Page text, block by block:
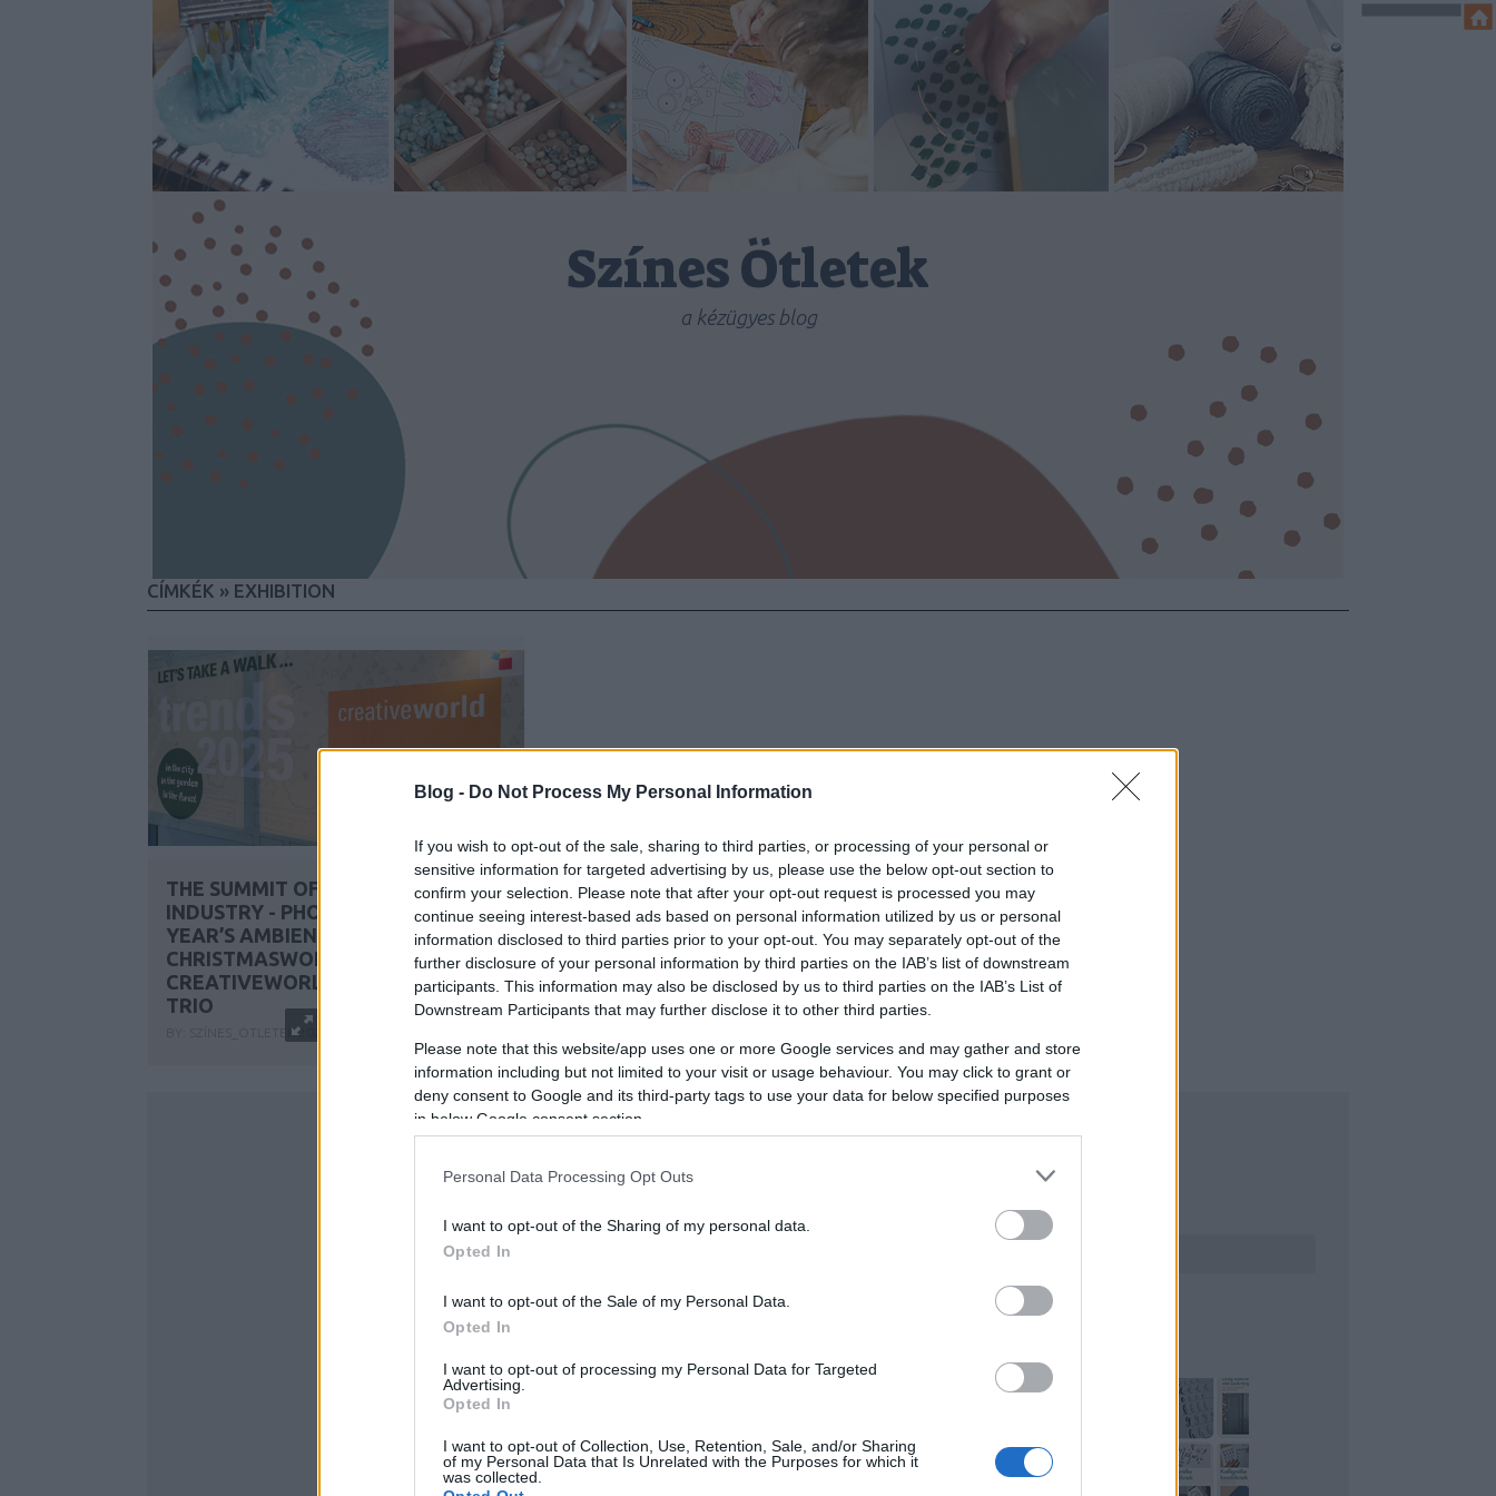
Blog - Do Not Process My Personal Information
If you wish to opt-out of the sale, sharing to third parties, or processing of your personal or
sensitive information for targeted advertising by us, please use the below opt-out section to
confirm your selection. Please note that after your opt-out request is processed you may
continue seeing interest-based ads based on personal information utilized by us or personal
information disclosed to third parties prior to your opt-out. You may separately opt-out of the
further disclosure of your personal information by third parties on the IAB’s list of downstream
participants. This information may also be disclosed by us to third parties on the IAB’s List of
Downstream Participants that may further disclose it to other third parties.
Please note that this website/app uses one or more Google services and may gather and store
information including but not limited to your visit or usage behaviour. You may click to grant or
deny consent to Google and its third-party tags to use your data for below specified purposes
in below Google consent section.
Personal Data Processing Opt Outs
I want to opt-out of the Sharing of my personal data.
Opted In
I want to opt-out of the Sale of my Personal Data.
Opted In
I want to opt-out of processing my Personal Data for Targeted
Advertising.
Opted In
I want to opt-out of Collection, Use, Retention, Sale, and/or Sharing
of my Personal Data that Is Unrelated with the Purposes for which it
was collected.
Színes Ötletek
a kézügyes blog
CÍMKÉK » EXHIBITION
THE SUMMIT OF THE CREATIVE
INDUSTRY - PHOTOS FROM THIS
YEAR’S AMBIENTE -
CHRISTMASWORLD -
CREATIVEWORLD TRADE FAIR
TRIO
SZÍNES_ÖTLETEK2025. FEB 10.
KERESÉS